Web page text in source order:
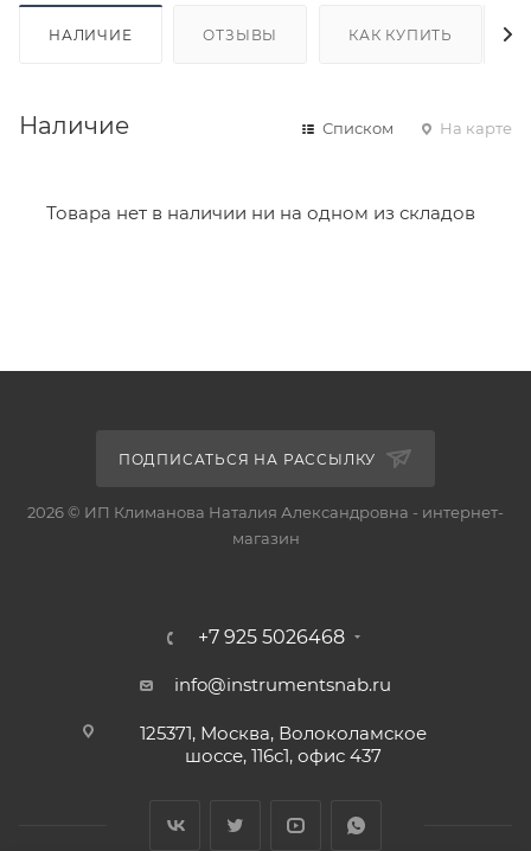
НАЛИЧИЕ ОТЗЫВЫ КАК КУПИТЬ
Наличие Списком На карте
Товара нет в наличии ни на одном из складов
ПОДПИСАТЬСЯ НА РАССЫЛКУ
2026 © ИП Климанова Наталия Александровна - интернет-
магазин
+7 925 5026468
info@instrumentsnab.ru
125371, Москва, Волоколамское
шоссе, 116с1, офис 437